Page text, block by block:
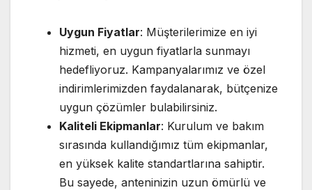
Uygun Fiyatlar: Müşterilerimize en iyi
hizmeti, en uygun fiyatlarla sunmayı
hedefliyoruz. Kampanyalarımız ve özel
indirimlerimizden faydalanarak, bütçenize
uygun çözümler bulabilirsiniz.
Kaliteli Ekipmanlar: Kurulum ve bakım
sırasında kullandığımız tüm ekipmanlar,
en yüksek kalite standartlarına sahiptir.
Bu sayede, anteninizin uzun ömürlü ve